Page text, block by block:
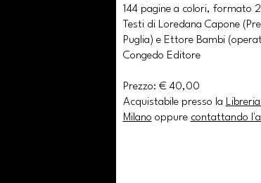
144 pagine a colori, formato
Testi di Loredana Capone
Puglia) e Ettore Bambi
Congedo Editore
Prezzo: € 40,00
Acquistabile presso la
Milano oppure contattando